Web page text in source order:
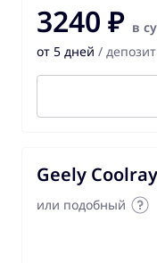
3240 ₽ в
от 5 дней /
Geely
или подобный